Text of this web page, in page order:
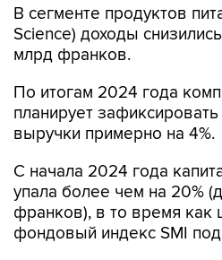
В сегменте продуктов
Science) доходы
млрд франков.
По итогам 2024 года
планирует
выручки примерно на 4%.
С начала 2024 года
упала более чем на 20%
франков), в то время как
фондовый индекс SMI